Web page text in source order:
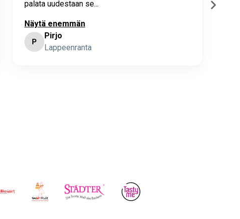
palata uudestaan se...
Näytä enemmän
P
Pirjo
Lappeenranta